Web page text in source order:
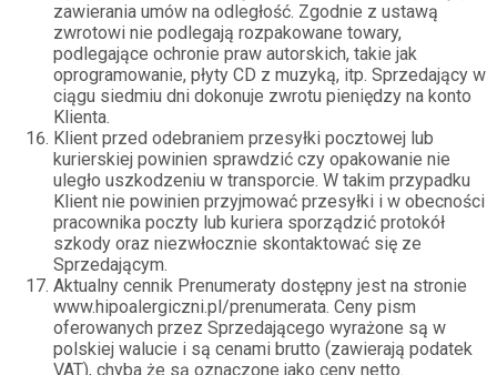
zawierania umów na odległość. Zgodnie z ustawą
zwrotowi nie podlegają rozpakowane towary,
podlegające ochronie praw autorskich, takie jak
oprogramowanie, płyty CD z muzyką, itp. Sprzedający w
ciągu siedmiu dni dokonuje zwrotu pieniędzy na konto
Klienta.
Klient przed odebraniem przesyłki pocztowej lub
kurierskiej powinien sprawdzić czy opakowanie nie
uległo uszkodzeniu w transporcie. W takim przypadku
Klient nie powinien przyjmować przesyłki i w obecności
pracownika poczty lub kuriera sporządzić protokół
szkody oraz niezwłocznie skontaktować się ze
Sprzedającym.
Aktualny cennik Prenumeraty dostępny jest na stronie
www.hipoalergiczni.pl/prenumerata. Ceny pism
oferowanych przez Sprzedającego wyrażone są w
polskiej walucie i są cenami brutto (zawierają podatek
VAT), chyba że są oznaczone jako ceny netto.